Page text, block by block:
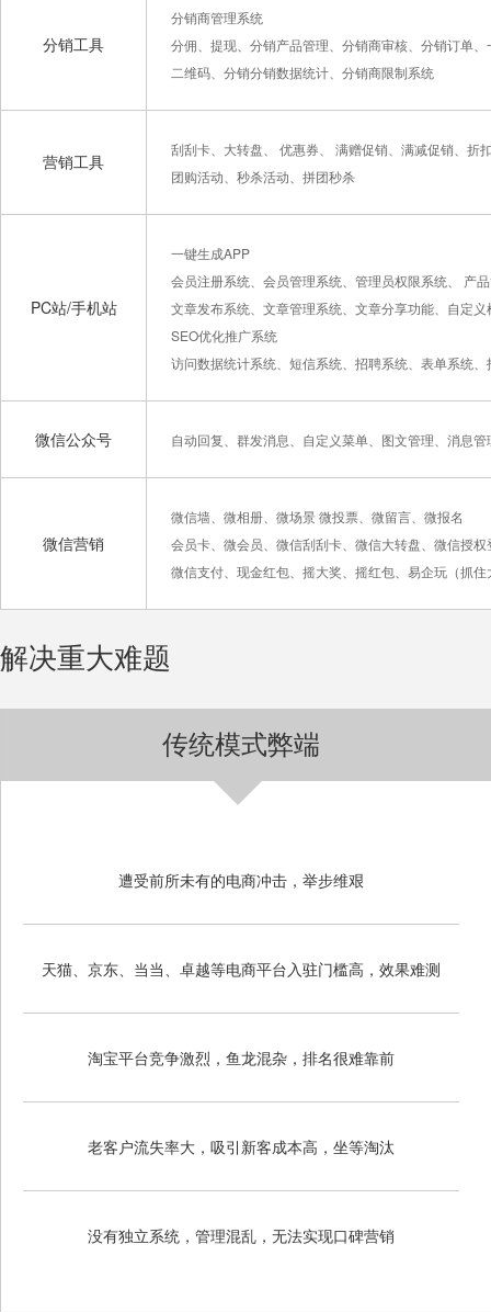
分销工具
分销商管理系统
分佣、提现、分销产品管理、分销商审核、分销订单
二维码、分销分销数据统计、分销商限制系统
营销工具
刮刮卡、大转盘、 优惠券、 满赠促销、满减促销、折
团购活动、秒杀活动、拼团秒杀
PC站/手机站
一键生成APP
会员注册系统、会员管理系统、管理员权限系统、 产
文章发布系统、文章管理系统、文章分享功能、自定义
SEO优化推广系统
访问数据统计系统、短信系统、招聘系统、表单系统
微信公众号 自动回复、群发消息、自定义菜单、图文管理、消息管
微信营销
微信墙、微相册、微场景 微投票、微留言、微报名
会员卡、微会员、微信刮刮卡、微信大转盘、微信授权
微信支付、现金红包、摇大奖、摇红包、易企玩（抓
解决重大难题
传统模式弊端
遭受前所未有的电商冲击，举步维艰
天猫、京东、当当、卓越等电商平台入驻门槛高，效果难测
淘宝平台竞争激烈，鱼龙混杂，排名很难靠前
老客户流失率大，吸引新客成本高，坐等淘汰
没有独立系统，管理混乱，无法实现口碑营销